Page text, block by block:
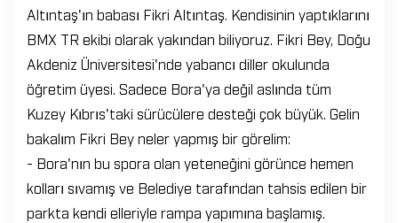
Altıntaş'ın babası Fikri Altıntaş. Kendisinin yaptıklarını
BMX TR ekibi olarak yakından biliyoruz. Fikri Bey, Doğu
Akdeniz Üniversitesi'nde yabancı diller okulunda
öğretim üyesi. Sadece Bora'ya değil aslında tüm
Kuzey Kıbrıs'taki sürücülere desteği çok büyük. Gelin
bakalım Fikri Bey neler yapmış bir görelim:
- Bora'nın bu spora olan yeteneğini görünce hemen
kolları sıvamış ve Belediye tarafından tahsis edilen bir
parkta kendi elleriyle rampa yapımına başlamış.